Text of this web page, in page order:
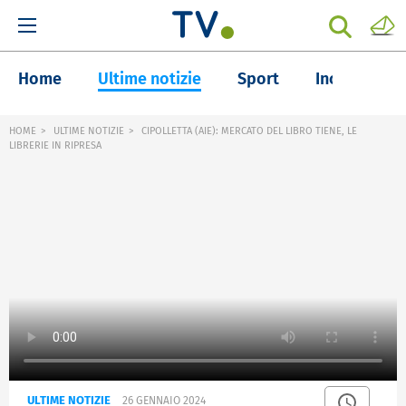
Home Ultime notizie Sport Inchieste
HOME ULTIME NOTIZIE
CIPOLLETTA (AIE): MERCATO DEL LIBRO TIENE, LE
LIBRERIE IN RIPRESA
ULTIME NOTIZIE 26 GENNAIO 2024